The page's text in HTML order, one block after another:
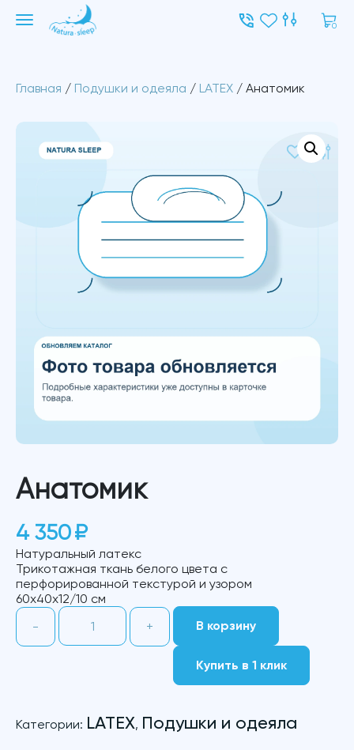
0
Главная / Подушки и одеяла / LATEX / Анатомик
Анатомик
4 350₽
Натуральный латекс
Трикотажная ткань белого цвета c
перфорированной текстурой и узором
60х40х12/10 см
-
Количество
товара
+ В корзину
Купить в 1 клик
Категории: LATEX, Подушки и одеяла